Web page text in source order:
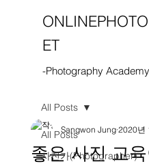
ET
-Photography Academy
All Posts
사진가(Photographer)
All Posts
좋은 사진 교
Sangwon Jung 2020년